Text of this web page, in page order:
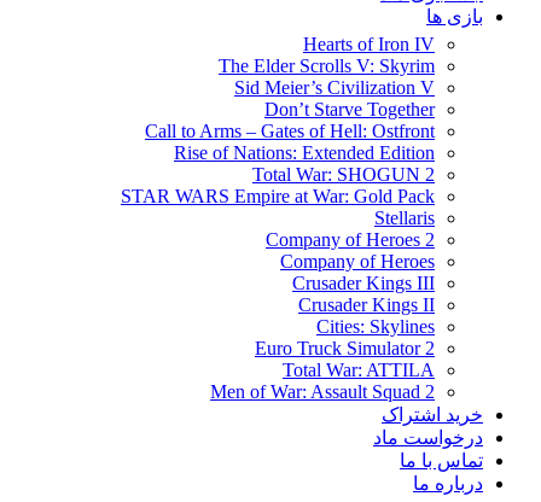
بازی ها
Hearts of Iron IV
The Elder Scrolls V: Skyrim
Sid Meier’s Civilization V
Don’t Starve Together
Call to Arms – Gates of Hell: Ostfront
Rise of Nations: Extended Edition
Total War: SHOGUN 2
STAR WARS Empire at War: Gold Pack
Stellaris
Company of Heroes 2
Company of Heroes
Crusader Kings III
Crusader Kings II
Cities: Skylines
Euro Truck Simulator 2
Total War: ATTILA
Men of War: Assault Squad 2
خرید اشتراک
درخواست ماد
تماس با ما
درباره ما